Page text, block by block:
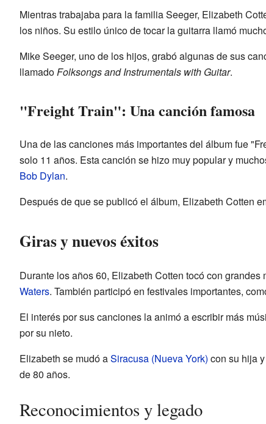
Mientras trabajaba para la familia Seeger, Elizabeth
los niños. Su estilo único de tocar la guitarra llamó
Mike Seeger, uno de los hijos, grabó algunas de sus
llamadoFolksongs and Instrumentals with Guitar.
"Freight Train": Una canción famosa
Una de las canciones más importantes del álbum fue
solo 11 años. Esta canción se hizo muy popular y
Bob Dylan.
Después de que se publicó el álbum, Elizabeth Cotten
Giras y nuevos éxitos
Durante los años 60, Elizabeth Cotten tocó con grandes
Waters. También participó en festivales importantes,
El interés por sus canciones la animó a escribir más
por su nieto.
Elizabeth se mudó aSiracusa (Nueva York) con su hija
de 80 años.
Reconocimientos y legado